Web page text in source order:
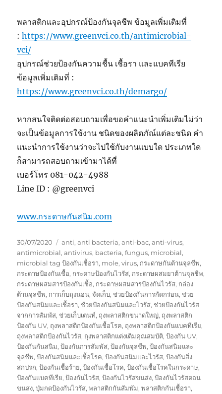
พลาสติกและอุปกรณ์ป้องกันจุลชีพ ข้อมูลเพิ่มเติมที่
:https://www.greenvci.co.th/antimicrobial-
vci/
อุปกรณ์ช่วยป้องกันความชื้น เชื้อรา และแบคทีเรีย
ข้อมูลเพิ่มเติมที่ :
https://www.greenvci.co.th/demargo/
หากสนใจติดต่อสอบถามเพื่อขอคำแนะนำเพิ่มเติมไม่ว่า
จะเป็นข้อมูลการใช้งาน ชนิดของผลิตภัณ์แต่ละชนิด คำ
แนะนำการใช้งานว่าจะไปใช้กับงานแบบใด ประเภทใด
ก็สามารถสอบถามเข้ามาได้ที่
เบอร์โทร 081-042-4988
Line ID : @greenvci
www.กระดาษกันสนิม.com
Posted
on
30/07/2020 Tags
anti,anti bacteria,anti-bac,anti-virus,
antimicrobial,antivirus, bacteria,fungus, microbial,
microbial tag ป้องกันเชื้อรา, mole,virus, กระดาษกันต้านจุลชีพ,
กระดาษป้องกันเชื้อ, กระดาษป้องกันไวรัส, กระดาษผสมยาต้านจุลชีพ,
กระดาษผสมสารป้องกันเชื้อ, กระดาษผสมสารป้องกันไวรัส, กล่อง
ต้านจุลชีพ, การเก็บถุงนอน, จัดเก็บ, ช่วยป้องกันการกัดกร่อน, ช่วย
ป้องกันสนิมและเชื้อรา, ช้วยป้องกันสนิมและไวรัส, ช่วยป้องกันไวรัส
จากการสัมพัส, ช่วยเก็บเตนท์, ถุงพลาสติกขนาดใหญ่, ถุงพลาสติก
ป้องกัน UV, ถุงพลาสติกป้องกันเชื้อโรค, ถุงพลาสติกป้องกันแบคทีเรีย,
ถุงพลาสติกป้องกันไวรัส, ถุงพลาสติกแต่งเติมคุณสมบัติ,ป้องกัน UV,
ป้องกันกันสนิม,ป้องกันการสัมพัส,ป้องกันจุลชีพ,ป้องกันสนิมและ
จุลชีพ,ป้องกันสนิมและเชื้อโรค,ป้องกันสนิมและไวรัส,ป้องกันสิ่ง
สกปรก,ป้องกันเชื้อร้าย,ป้องกันเชื้อโรค,ป้องกันเชื้อโรคในกระดาษ,
ป้องกันแบคทีเรีย,ป้องกันไวรัส,ป้องกันไวรัสขนส่ง,ป้องกันไวรัสตอน
ขนส่ง,ปุ่มกดป้องกันไวรัส,พลาสติกกันสัมพัม,พลาสติกกันเชื้อรา,